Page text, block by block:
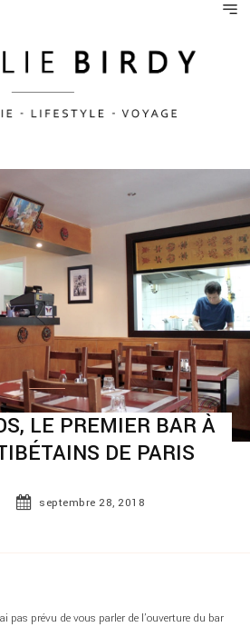
LE PREMIER BAR À
DE PARIS
septembre 28, 2018
pas prévu de vous parler de l’ouverture du bar